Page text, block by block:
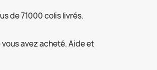
de 71000 colis livrés.
avez acheté. Aide et